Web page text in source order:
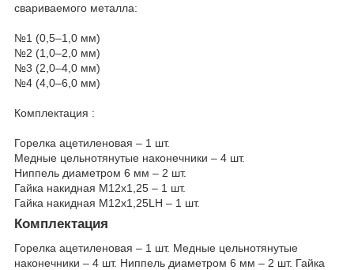
свариваемого металла:
№1 (0,5–1,0 мм)
№2 (1,0–2,0 мм)
№3 (2,0–4,0 мм)
№4 (4,0–6,0 мм)
Комплектация :
Горелка ацетиленовая – 1 шт.
Медные цельнотянутые наконечники – 4 шт.
Ниппель диаметром 6 мм – 2 шт.
Гайка накидная M12х1,25 – 1 шт.
Гайка накидная M12х1,25LH – 1 шт.
Комплектация
Горелка ацетиленовая – 1 шт. Медные цельнотянутые
наконечники – 4 шт. Ниппель диаметром 6 мм – 2 шт. Гайка